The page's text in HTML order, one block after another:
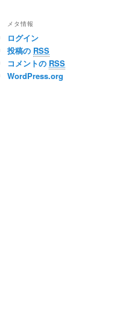
メタ情報
ログイン
投稿の RSS
コメントの RSS
WordPress.org